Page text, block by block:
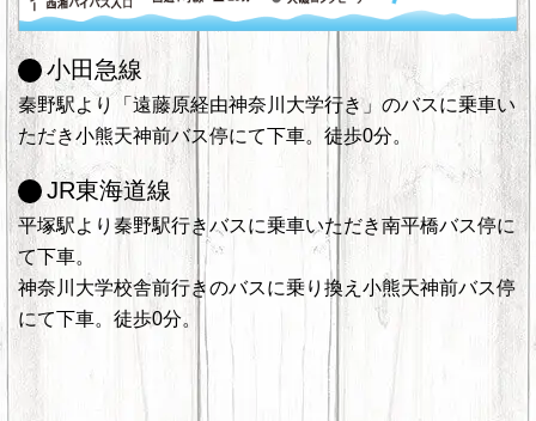
小田急線
秦野駅より「遠藤原経由神奈川大学行き」のバスに乗車い
ただき小熊天神前バス停にて下車。徒歩0分。
JR東海道線
平塚駅より秦野駅行きバスに乗車いただき南平橋バス停に
て下車。
神奈川大学校舎前行きのバスに乗り換え小熊天神前バス停
にて下車。徒歩0分。